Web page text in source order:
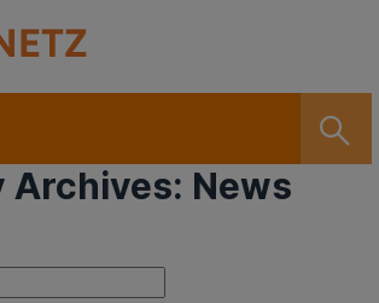
Ar­chi­ves: News